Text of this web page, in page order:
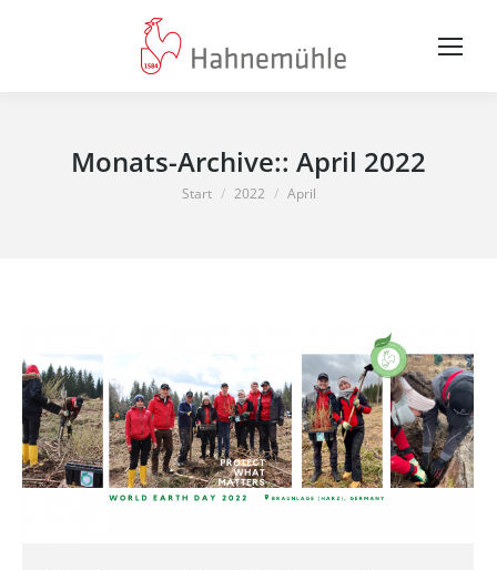
Monats-Archive:: April 2022
Sie befinden sich hier:
Start 2022 April